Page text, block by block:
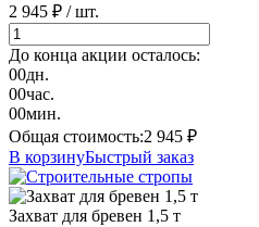
2 945 ₽ / шт.
До конца акции осталось:
00дн.
00час.
00мин.
Общая стоимость:2 945 ₽
В корзинуБыстрый заказ
Захват для бревен 1,5 т